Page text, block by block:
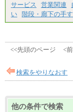
サービス
営業関連
い 階段・廊下の手す
<<先頭のページ <
検索をやりなおす
他の条件で検索